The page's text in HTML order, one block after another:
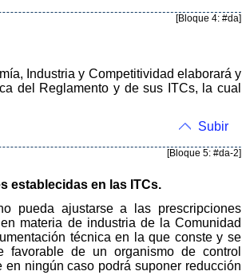
[Bloque 4: #da]
Industria y Competitividad elaborará y
del Reglamento y de sus ITCs, la cual
Subir
[Bloque 5: #da-2]
establecidas en las ITCs.
pueda ajustarse a las prescripciones
materia de industria de la Comunidad
técnica en la que conste y se
favorable de un organismo de control
ningún caso podrá suponer reducción